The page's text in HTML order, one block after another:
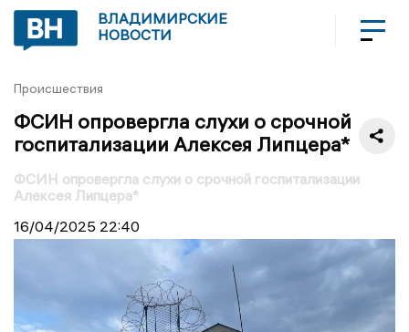
ВЛАДИМИРСКИЕ
НОВОСТИ
Происшествия
ФСИН опровергла слухи о срочной
госпитализации Алексея Липцера*
ФСИН опровергла слухи о срочной госпитализации
Алексея Липцера*
16/04/2025 22:40